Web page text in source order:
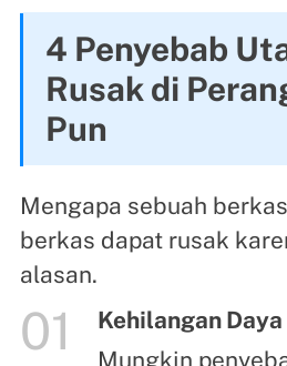
4 Penyebab
Rusak di
Pun
Mengapa sebuah
berkas dapat rusak
alasan.
01
Kehilangan Daya
Mungkin